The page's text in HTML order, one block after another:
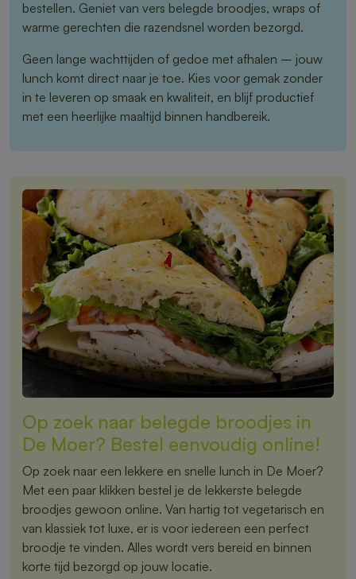
bestellen. Geniet van vers belegde broodjes, wraps of
warme gerechten die razendsnel worden bezorgd.
Geen lange wachttijden of gedoe met afhalen – jouw
lunch komt direct naar je toe. Kies voor gemak zonder
in te leveren op smaak en kwaliteit, en blijf productief
met een heerlijke maaltijd binnen handbereik.
Op zoek naar belegde broodjes in
De Moer? Bestel eenvoudig online!
Op zoek naar een lekkere en snelle lunch in De Moer?
Met een paar klikken bestel je de lekkerste belegde
broodjes gewoon online. Van hartig tot vegetarisch en
van klassiek tot luxe, er is voor iedereen een perfect
broodje te vinden. Alles wordt vers bereid en binnen
korte tijd bezorgd op jouw locatie.